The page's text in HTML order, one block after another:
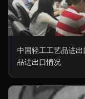
中国轻工工艺品进
品进出口情况